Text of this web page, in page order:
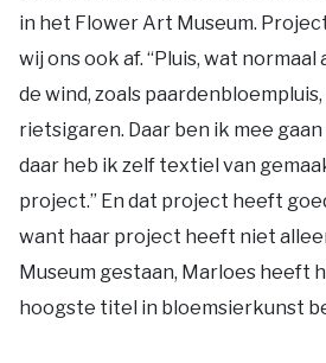
in het Flower Art Museum.
wij ons ook af. “Pluis, wat
de wind, zoals
rietsigaren. Daar ben ik mee
daar heb ik zelf textiel van
project.” En dat project heeft
want haar project heeft niet
Museum gestaan, Marloes heeft
hoogste titel in bloemsierkunst